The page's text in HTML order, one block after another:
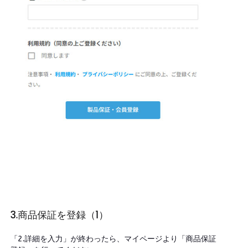
3.商品保証を登録（1）
「2.詳細を入力」が終わったら、マイページより「商品保証